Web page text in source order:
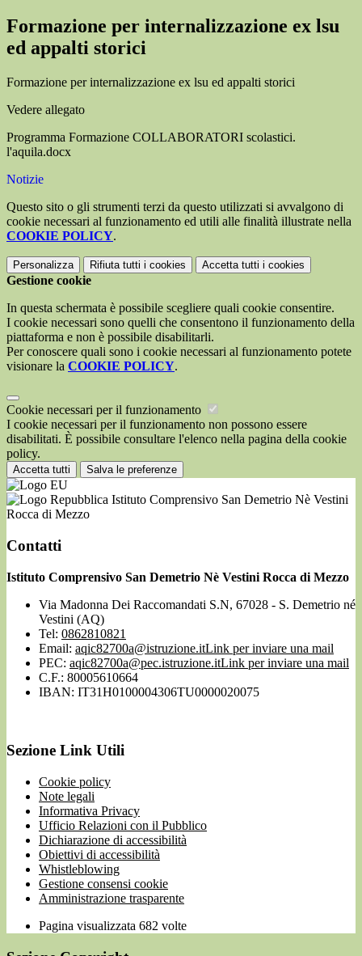
Formazione per internalizzazione ex lsu
ed appalti storici
Formazione per internalizzazione ex lsu ed appalti storici
Vedere allegato
Programma Formazione COLLABORATORI scolastici.
l'aquila.docx
Notizie
Questo sito o gli strumenti terzi da questo utilizzati si avvalgono di
cookie necessari al funzionamento ed utili alle finalità illustrate nella
COOKIE POLICY.
Personalizza Rifiuta tutti i cookies Accetta tutti i cookies
Gestione cookie
In questa schermata è possibile scegliere quali cookie consentire.
I cookie necessari sono quelli che consentono il funzionamento della
piattaforma e non è possibile disabilitarli.
Per conoscere quali sono i cookie necessari al funzionamento potete
visionare la COOKIE POLICY.
Cookie necessari per il funzionamento
I cookie necessari per il funzionamento non possono essere
disabilitati. È possibile consultare l'elenco nella pagina della cookie
policy.
Accetta tutti Salva le preferenze
Istituto Comprensivo San Demetrio Nè Vestini
Rocca di Mezzo
Contatti
Istituto Comprensivo San Demetrio Nè Vestini Rocca di Mezzo
Via Madonna Dei Raccomandati S.N, 67028 - S. Demetrio né
Vestini (AQ)
Tel: 0862810821
Email: aqic82700a@istruzione.itLink per inviare una mail
PEC: aqic82700a@pec.istruzione.itLink per inviare una mail
C.F.: 80005610664
IBAN: IT31H0100004306TU0000020075
Sezione Link Utili
Cookie policy
Note legali
Informativa Privacy
Ufficio Relazioni con il Pubblico
Dichiarazione di accessibilità
Obiettivi di accessibilità
Whistleblowing
Gestione consensi cookie
Amministrazione trasparente
Pagina visualizzata 682 volte